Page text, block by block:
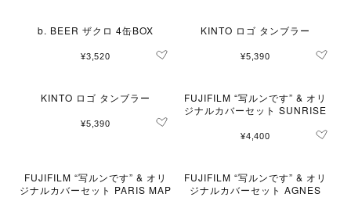
b. BEER ザクロ 4缶BOX
¥3,520
KINTO ロゴ タンブラー
¥5,390
KINTO ロゴ タンブラー
¥5,390
FUJIFILM “写ルンです” & オリ
ジナルカバーセット SUNRISE
¥4,400
FUJIFILM “写ルンです” & オリ
ジナルカバーセット PARIS MAP
FUJIFILM “写ルンです” & オリ
ジナルカバーセット AGNES